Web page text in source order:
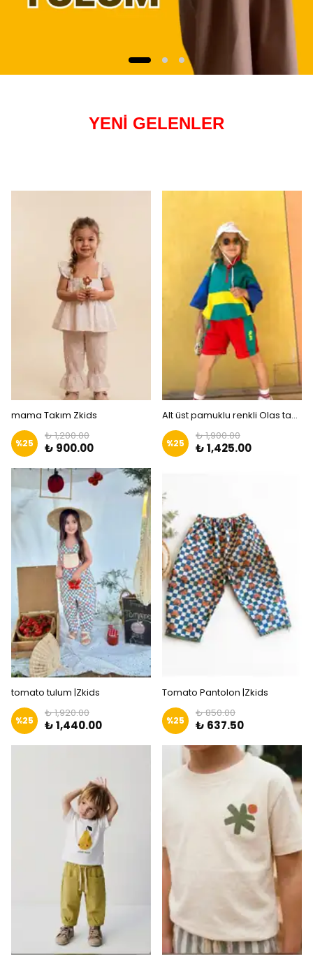
YENİ GELENLER
mama Takım Zkids
%25
₺ 1,200.00
₺ 900.00
Alt üst pamuklu renkli Olas takım |Zkids
%25
₺ 1,900.00
₺ 1,425.00
tomato tulum |Zkids
%25
₺ 1,920.00
₺ 1,440.00
Tomato Pantolon |Zkids
%25
₺ 850.00
₺ 637.50